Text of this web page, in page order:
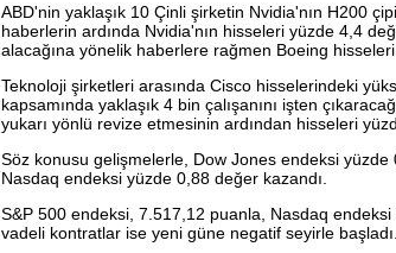
ABD'nin yaklaşık 10 Çinli şirketin Nvidia'nın H200
haberlerin ardında Nvidia'nın hisseleri yüzde 4,4
alacağına yönelik haberlere rağmen Boeing
Teknoloji şirketleri arasında Cisco hisselerindeki
kapsamında yaklaşık 4 bin çalışanını işten
yukarı yönlü revize etmesinin ardından hisseleri
Söz konusu gelişmelerle, Dow Jones endeksi
Nasdaq endeksi yüzde 0,88 değer kazandı.
S&P 500 endeksi, 7.517,12 puanla, Nasdaq
vadeli kontratlar ise yeni güne negatif seyirle başladı.